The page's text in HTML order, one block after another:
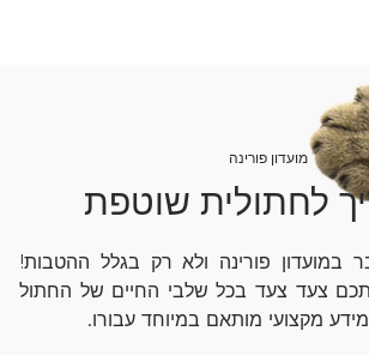
מועדון פורינה
לחתולית שוטפת
במועדון פורינה ולא רק בגלל ההטבות!
צעד צעד בכל שלבי החיים של החתול
מקצועי מותאם במיוחד עבורו.